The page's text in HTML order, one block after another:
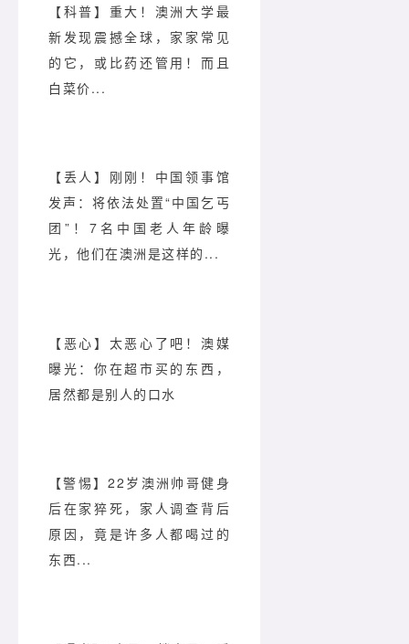
【科普】重大！澳洲大学最
新发现震撼全球，家家常见
的它，或比药还管用！而且
白菜价...
【丢人】刚刚！中国领事馆
发声：将依法处置“中国乞丐
团”！7名中国老人年龄曝
光，他们在澳洲是这样的...
【恶心】太恶心了吧！澳媒
曝光：你在超市买的东西，
居然都是别人的口水
【警惕】22岁澳洲帅哥健身
后在家猝死，家人调查背后
原因，竟是许多人都喝过的
东西...